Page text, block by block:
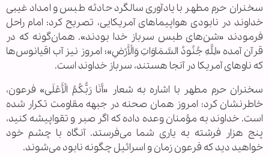
سخنران حرم مطهر با یادآوری سالگرد حادثه طبس و امداد غیبی
خداوند در نابودی هواپیماهای آمریکایی، تصریح کرد: امام راحل
فرمودند «شن‌های طبس سرباز خدا بودند». همان‌گونه که در
قرآن آمده «لِلَّهِ جُنُودُ السَّمَاوَاتِ وَالْأَرْضِ»؛ امروز نیز آب اقیانوس‌ها
که ناوهای آمریکا در آنجا هستند، سرباز خداوند است.
سخنران حرم مطهر با اشاره به شعار «أَنَا رَبُّکُمُ الْأَعْلَی» فرعون،
خاطرنشان کرد: امروز همان صحنه در جبهه مقاومت تکرار شده
است. خداوند به مؤمنان وعده داده که اگر صبر و تقواپیشه کنید،
پنج هزار فرشته به یاری شما می‌فرستد. آنگاه با چشم خود
خواهید دید که فرعون زمان و اسرائیل چگونه نابود می‌شوند.